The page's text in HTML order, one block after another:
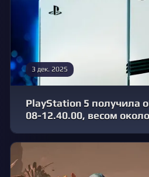
3 дек. 2025
PlayStation 5 получила
08-12.40.00, весом